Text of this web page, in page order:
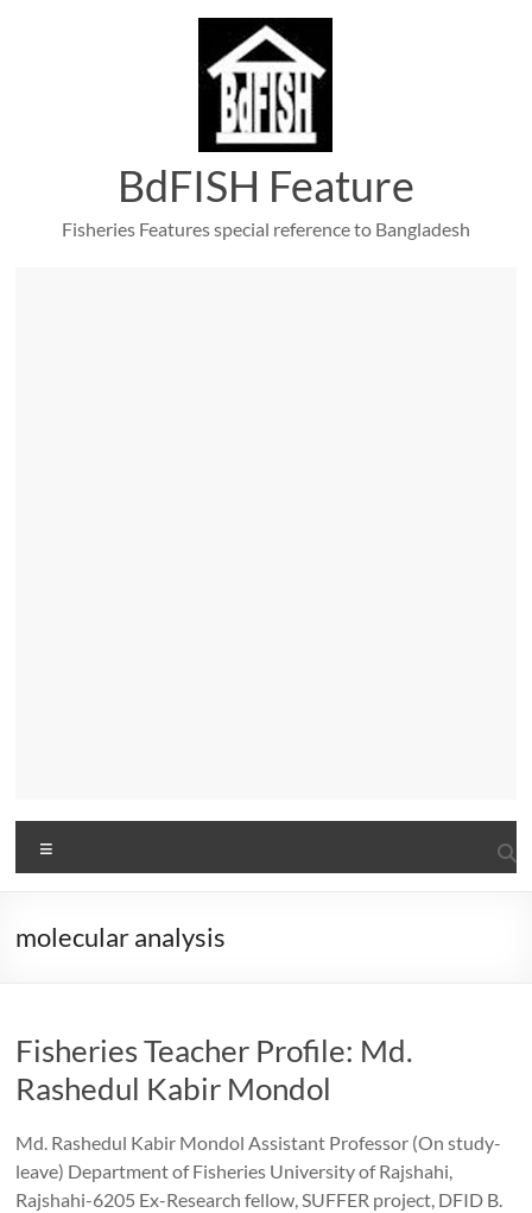
BdFISH Feature
Fisheries Features special reference to Bangladesh
molecular analysis
Fisheries Teacher Profile: Md.
Rashedul Kabir Mondol
Md. Rashedul Kabir Mondol Assistant Professor (On study-
leave) Department of Fisheries University of Rajshahi,
Rajshahi-6205 Ex-Research fellow, SUFFER project, DFID B.